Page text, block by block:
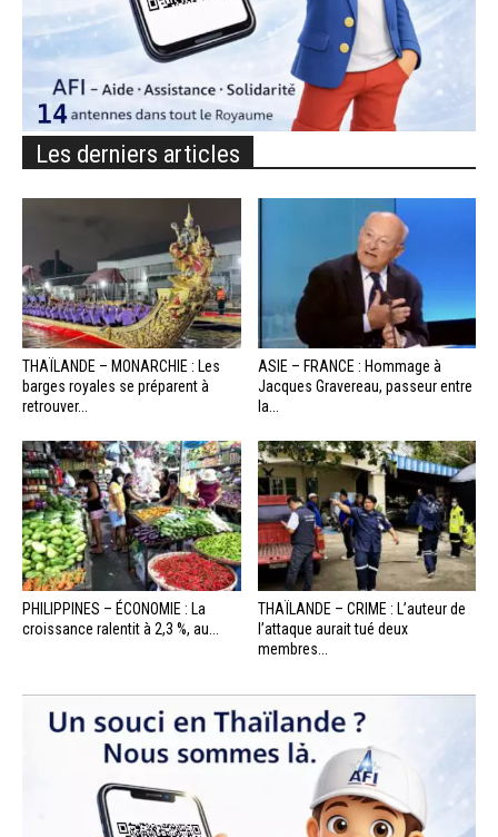
Les derniers articles
THAÏLANDE – MONARCHIE : Les
barges royales se préparent à
retrouver...
ASIE – FRANCE : Hommage à
Jacques Gravereau, passeur entre
la...
PHILIPPINES – ÉCONOMIE : La
croissance ralentit à 2,3 %, au...
THAÏLANDE – CRIME : L’auteur de
l’attaque aurait tué deux
membres...